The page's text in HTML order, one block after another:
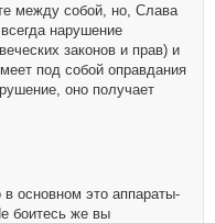
между собой, но, Слава
нарушение
законов и прав) и
под собой оправдания
оно получает
основном это аппараты-
боитесь же вы